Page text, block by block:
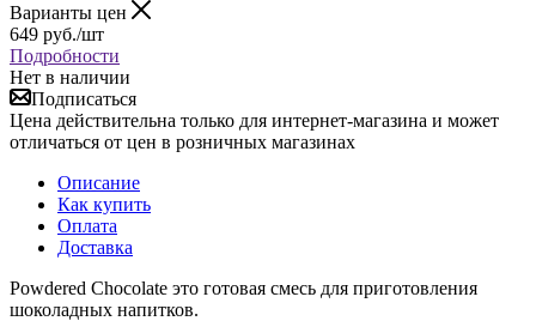
Варианты цен
649 руб./шт
Подробности
Нет в наличии
Подписаться
Цена действительна только для интернет-магазина и может
отличаться от цен в розничных магазинах
Описание
Как купить
Оплата
Доставка
Powdered Chocolate это готовая смесь для приготовления
шоколадных напитков.